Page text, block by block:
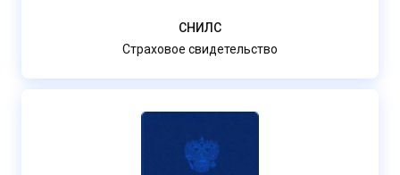
СНИЛС
Страховое свидетельство